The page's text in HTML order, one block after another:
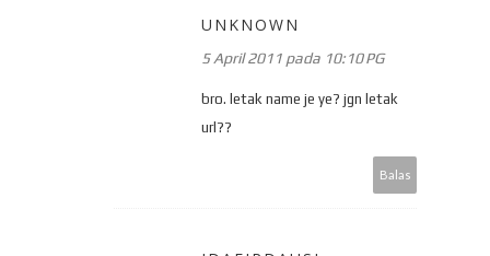
UNKNOWN
5 April 2011 pada 10:10 PG
bro. letak name je ye? jgn letak
url??
Balas